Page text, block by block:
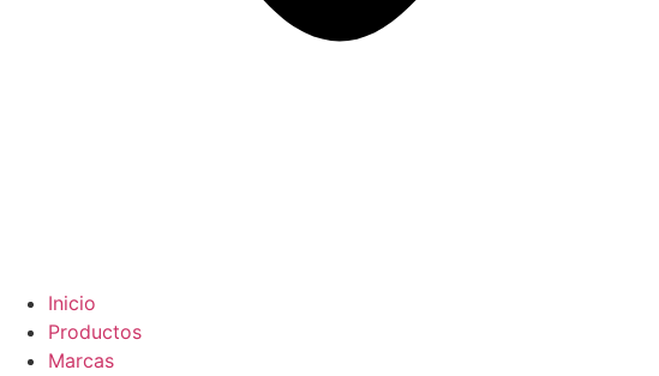
Inicio
Productos
Marcas